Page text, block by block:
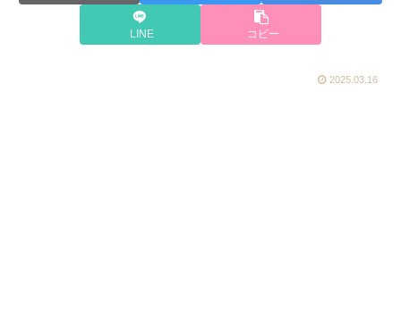
LINE コピー
2025.03.16